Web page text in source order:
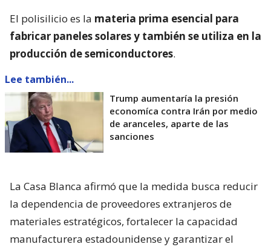
El polisilicio es la materia prima esencial para
fabricar paneles solares y también se utiliza en la
producción de semiconductores.
Lee también...
Trump aumentaría la presión
economíca contra Irán por medio
de aranceles, aparte de las
sanciones
La Casa Blanca afirmó que la medida busca reducir
la dependencia de proveedores extranjeros de
materiales estratégicos, fortalecer la capacidad
manufacturera estadounidense y garantizar el